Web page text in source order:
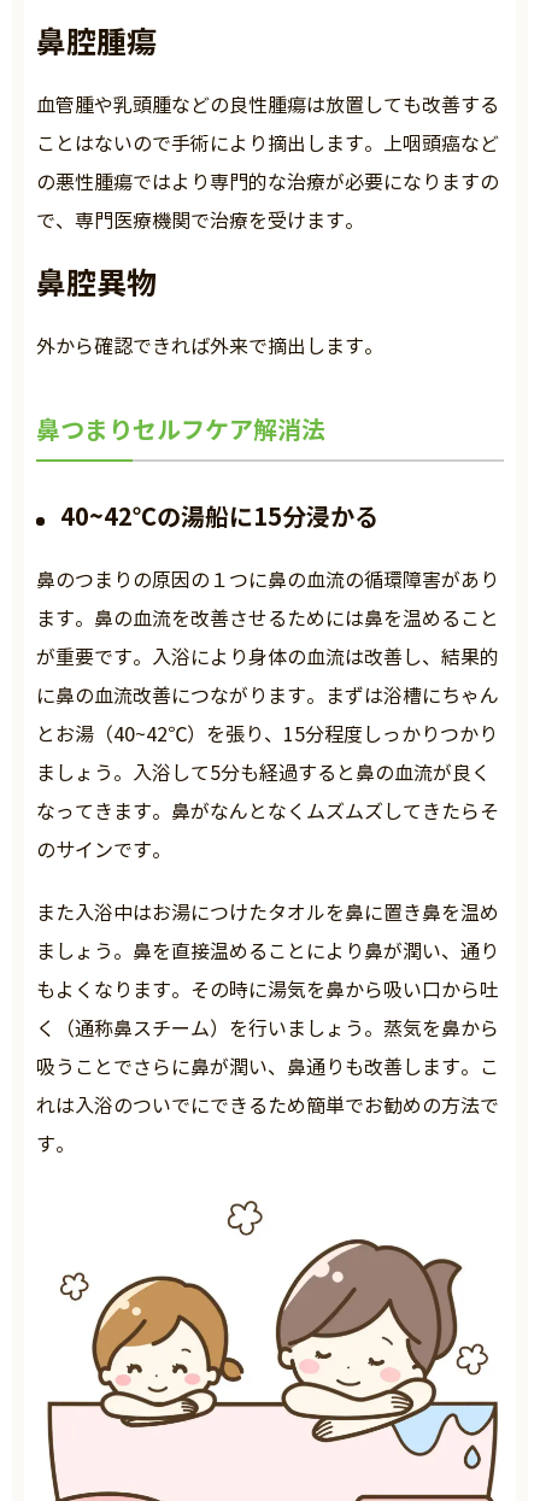
鼻腔腫瘍
血管腫や乳頭腫などの良性腫瘍は放置しても改善する
ことはないので手術により摘出します。上咽頭癌など
の悪性腫瘍ではより専門的な治療が必要になりますの
で、専門医療機関で治療を受けます。
鼻腔異物
外から確認できれば外来で摘出します。
鼻つまりセルフケア解消法
40~42℃の湯船に15分浸かる
鼻のつまりの原因の１つに鼻の血流の循環障害があり
ます。鼻の血流を改善させるためには鼻を温めること
が重要です。入浴により身体の血流は改善し、結果的
に鼻の血流改善につながります。まずは浴槽にちゃん
とお湯（40~42℃）を張り、15分程度しっかりつかり
ましょう。入浴して5分も経過すると鼻の血流が良く
なってきます。鼻がなんとなくムズムズしてきたらそ
のサインです。
また入浴中はお湯につけたタオルを鼻に置き鼻を温め
ましょう。鼻を直接温めることにより鼻が潤い、通り
もよくなります。その時に湯気を鼻から吸い口から吐
く（通称鼻スチーム）を行いましょう。蒸気を鼻から
吸うことでさらに鼻が潤い、鼻通りも改善します。こ
れは入浴のついでにできるため簡単でお勧めの方法で
す。